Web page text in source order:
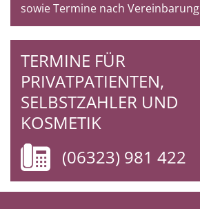
sowie Termine nach Vereinbarung
TERMINE FÜR
PRIVATPATIENTEN,
SELBSTZAHLER UND
KOSMETIK
(06323) 981 422